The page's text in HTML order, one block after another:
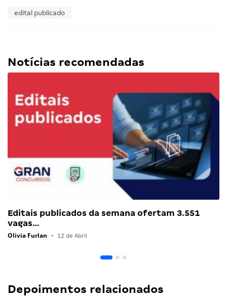
edital publicado
Notícias recomendadas
Editais publicados da semana ofertam 3.551
vagas…
Olivia Furlan • 12 de Abril
Depoimentos relacionados